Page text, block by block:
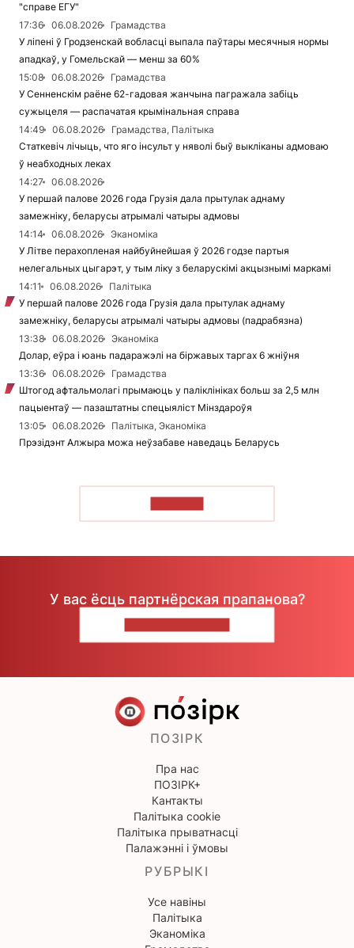
"справе ЕГУ"
17:36
06.08.2026
Грамадства
У ліпені ў Гродзенскай вобласці выпала паўтары месячныя нормы
ападкаў, у Гомельскай — менш за 60%
15:08
06.08.2026
Грамадства
У Сенненскім раёне 62-гадовая жанчына пагражала забіць
сужыцеля — распачатая крымінальная справа
14:49
06.08.2026
Грамадства, Палітыка
Статкевіч лічыць, что яго інсульт у няволі быў выкліканы адмоваю
ў неабходных леках
14:27
06.08.2026
У першай палове 2026 года Грузія дала прытулак аднаму
замежніку, беларусы атрымалі чатыры адмовы
14:14
06.08.2026
Эканоміка
У Літве перахопленая найбуйнейшая ў 2026 годзе партыя
нелегальных цыгарэт, у тым ліку з беларускімі акцызнымі маркамі
14:11
06.08.2026
Палітыка
У першай палове 2026 года Грузія дала прытулак аднаму
замежніку, беларусы атрымалі чатыры адмовы (падрабязна)
13:38
06.08.2026
Эканоміка
Долар, еўра і юань падаражэлі на біржавых таргах 6 жніўня
13:36
06.08.2026
Грамадства
Штогод афтальмолагі прымаюць у паліклініках больш за 2,5 млн
пацыентаў — пазаштатны спецыяліст Мінздароўя
13:05
06.08.2026
Палітыка, Эканоміка
Прэзідэнт Алжыра можа неўзабаве наведаць Беларусь
У вас ёсць партнёрская прапанова?
ПОЗІРК
Пра нас
ПОЗІРК+
Кантакты
Палітыка cookie
Палітыка прыватнасці
Палажэнні і ўмовы
РУБРЫКІ
Усе навіны
Палітыка
Эканоміка